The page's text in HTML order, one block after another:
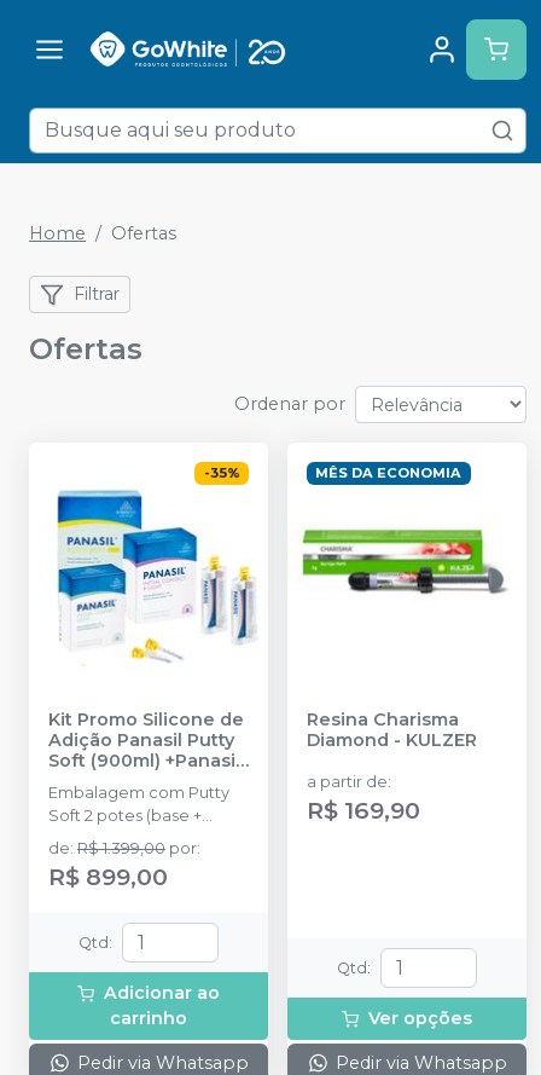
Home Ofertas
Filtrar
Ofertas
Ordenar por
-35%
Kit Promo Silicone de
Adição Panasil Putty
Soft (900ml) +Panasil
Initial Contact X-Light
Ganhe Panasil Initial
Contact Light-
ULTRADENT
Embalagem com Putty
Soft 2 potes (base +
catalisador) de 450 ml, 2
Cartuchos de 50ml e 8
pontas de Panasil Initial
de: R$ 1.399,00 por:
R$ 899,00
Qtd :
Adicionar ao
carrinho
Pedir via Whatsapp
MÊS DA ECONOMIA
Resina Charisma
Diamond - KULZER
a partir de:
R$ 169,90
Qtd :
Ver opções
Pedir via Whatsapp